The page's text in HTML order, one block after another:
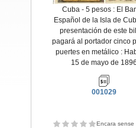
Cuba - 5 pesos : El
Español de la Isla de
presentación de este
pagará al portador cinco
puertes en metálico :
15 de mayo de
001029
Encara sense